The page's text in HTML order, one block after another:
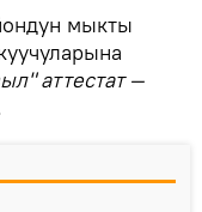
мыкты
аттестат —